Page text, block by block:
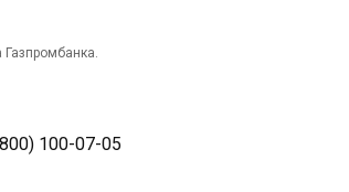
Газпромбанка.
100-07-05